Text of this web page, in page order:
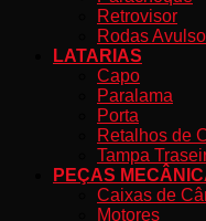
Retrovisor
Rodas Avulso
LATARIAS
Capo
Paralama
Porta
Retalhos de
Tampa
PEÇAS
Caixas de
Motores